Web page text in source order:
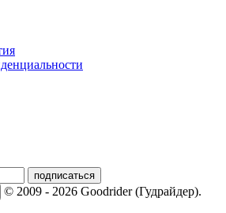
подписаться
© 2009 - 2026 Goodrider (Гудрайдер).